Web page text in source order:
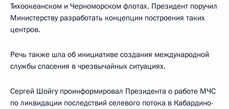
Тихоокеанском и Черноморском флотах. Президент поручил
Министерству разработать концепции построения таких
центров.
Речь также шла об инициативе создания международной
службы спасения в чрезвычайных ситуациях.
Сергей Шойгу проинформировал Президента о работе МЧС
по ликвидации последствий селевого потока в Кабардино-